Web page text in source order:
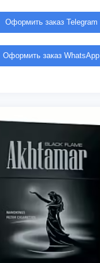
Оформить заказ Telegram
Оформить заказ WhatsApp